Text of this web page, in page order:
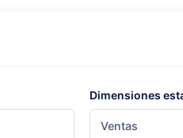
Dimensiones